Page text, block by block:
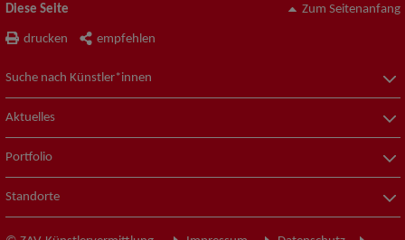
Diese Seite
drucken empfehlen
Zum Seitenanfang
Suche nach Künstler*innen
Aktuelles
Portfolio
Standorte